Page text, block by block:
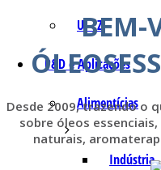
U – Z
P&D e Aplicações
Alimentícias
Indústria
BEM-
Desde 2009, trazendo o
sobre óleos
naturais,